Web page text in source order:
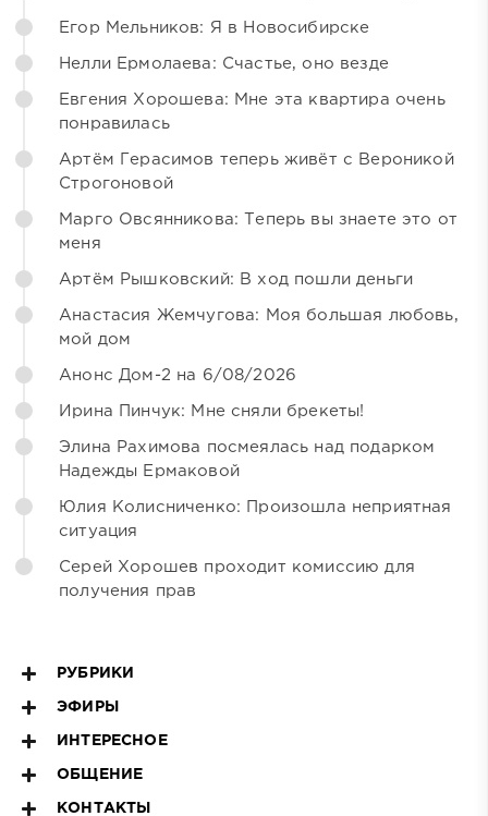
Егор Мельников: Я в Новосибирске
Нелли Ермолаева: Счастье, оно везде
Евгения Хорошева: Мне эта квартира очень
понравилась
Артём Герасимов теперь живёт с Вероникой
Строгоновой
Марго Овсянникова: Теперь вы знаете это от
меня
Артём Рышковский: В ход пошли деньги
Анастасия Жемчугова: Моя большая любовь,
мой дом
Анонс Дом-2 на 6/08/2026
Ирина Пинчук: Мне сняли брекеты!
Элина Рахимова посмеялась над подарком
Надежды Ермаковой
Юлия Колисниченко: Произошла неприятная
ситуация
Серей Хорошев проходит комиссию для
получения прав
РУБРИКИ
ЭФИРЫ
ИНТЕРЕСНОЕ
ОБЩЕНИЕ
КОНТАКТЫ